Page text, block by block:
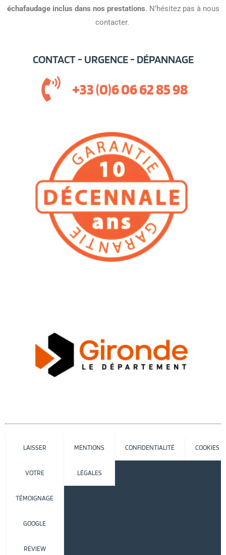
échafaudage inclus dans nos prestations. N’hésitez pas à nous
contacter.
CONTACT - URGENCE - DÉPANNAGE
+33 (0)6 06 62 85 98
LAISSER
VOTRE
TÉMOIGNAGE
GOOGLE
REVIEW
MENTIONS
LÉGALES
CONFIDENTIALITÉ COOKIES